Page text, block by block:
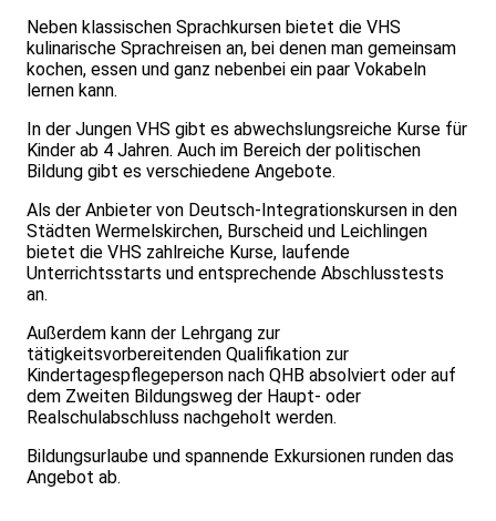
Neben klassischen Sprachkursen bietet die VHS
kulinarische Sprachreisen an, bei denen man gemeinsam
kochen, essen und ganz nebenbei ein paar Vokabeln
lernen kann.
In der Jungen VHS gibt es abwechslungsreiche Kurse für
Kinder ab 4 Jahren. Auch im Bereich der politischen
Bildung gibt es verschiedene Angebote.
Als der Anbieter von Deutsch-Integrationskursen in den
Städten Wermelskirchen, Burscheid und Leichlingen
bietet die VHS zahlreiche Kurse, laufende
Unterrichtsstarts und entsprechende Abschlusstests
an.
Außerdem kann der Lehrgang zur
tätigkeitsvorbereitenden Qualifikation zur
Kindertagespflegeperson nach QHB absolviert oder auf
dem Zweiten Bildungsweg der Haupt- oder
Realschulabschluss nachgeholt werden.
Bildungsurlaube und spannende Exkursionen runden das
Angebot ab.